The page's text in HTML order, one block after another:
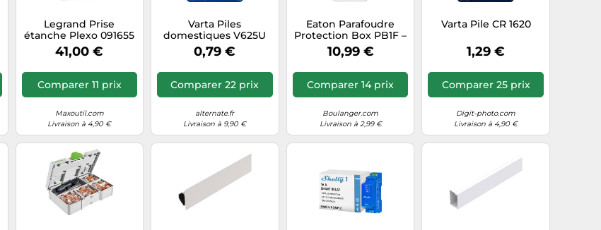
Legrand Prise
étanche Plexo 091655
2P+T 20A IP55 saillie
gris complet
41,00 €
Comparer 11 prix
Maxoutil.com
Livraison à 4,90 €
Varta Piles
domestiques V625U
0,79 €
Comparer 22 prix
alternate.fr
Livraison à 9,90 €
Eaton Parafoudre
Protection Box PB1F –
1 prise
10,99 €
Comparer 14 prix
Boulanger.com
Livraison à 2,99 €
Varta Pile CR 1620
1,29 €
Comparer 25 prix
Digit-photo.com
Livraison à 4,90 €